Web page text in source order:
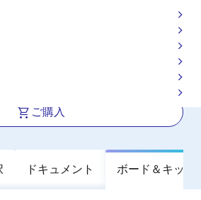
Load Switch with
Current
ご購入
ドキュメント ボード＆キット